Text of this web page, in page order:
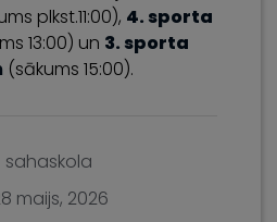
plkst.11:00), 4. sporta
13:00) un 3. sporta
(sākums 15:00).
sahaskola
maijs, 2026